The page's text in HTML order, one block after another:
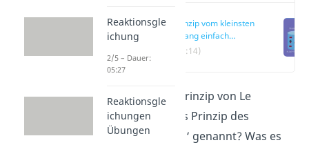
Prinzip vom kleinsten
Zwang einfach
erklärt
(00:14)
Warum wird das Prinzip von Le
Chatelier auch ‚das Prinzip des
kleinsten Zwanges‘ genannt? Was es
Reaktionsgle
ichung
2/5 – Dauer:
05:27
Reaktionsgle
ichungen
Übungen